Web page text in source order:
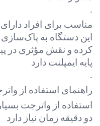
.
مناسب برای افراد دارای
این دستگاه به
کرده و نقش مؤثری در
پایه ایمپلنت دارد
.
راهنمای استفاده از
استفاده از واترجت
دو دقیقه زمان نیاز دارد